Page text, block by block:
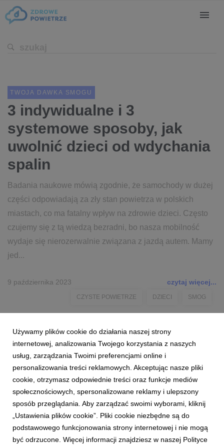
TWOJA DAWKA SMOGU
3 indywidualne i 3
systemowe sposoby, jak
uwolnić dzieci od wdychania
spalin
Badania naukowe mówią zgodnie, że samochody w dużej
części odpowiadają za zły stan powietrza w polskich
miastach, co ma fatalny wpływ na zdrowie dzieci. Często
czujemy się z tą wiedzą bezradni, bo nasza mobilność
wydaje się nierozerwalnie związana z jazdą autem. Mamy
jed...
9 października 2023 czytaj więcej...
CZYSTE POWIETRZE DZIECI SMOG
Używamy plików cookie do działania naszej strony
internetowej, analizowania Twojego korzystania z naszych
usług, zarządzania Twoimi preferencjami online i
personalizowania treści reklamowych. Akceptując nasze pliki
cookie, otrzymasz odpowiednie treści oraz funkcje mediów
społecznościowych, spersonalizowane reklamy i ulepszony
sposób przeglądania. Aby zarządzać swoimi wyborami, kliknij
„Ustawienia plików cookie”. Pliki cookie niezbędne są do
podstawowego funkcjonowania strony internetowej i nie mogą
być odrzucone. Więcej informacji znajdziesz w naszej Polityce